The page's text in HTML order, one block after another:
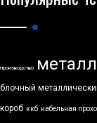
производство
блочный
короб ккб кабельная